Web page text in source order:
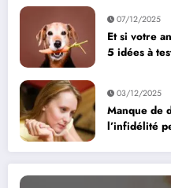
07/12/2025
Et si votre
5 idées à
03/12/2025
Manque de
l’infidélité